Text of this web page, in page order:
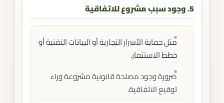
5. وجود سبب مشروع للاتفاقية
مثل حماية الأسرار التجارية أو البيانات التقنية أو
خطط الاستثمار.
ضرورة وجود مصلحة قانونية مشروعة وراء
توقيع الاتفاقية.